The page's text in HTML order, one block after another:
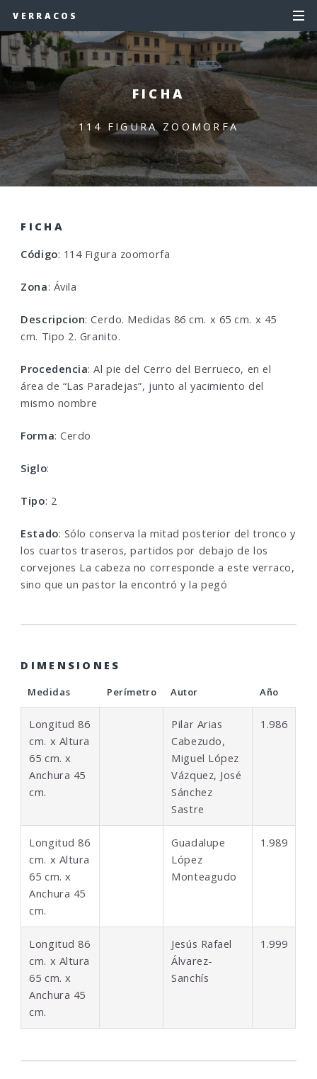
VERRACOS
FICHA
114 FIGURA ZOOMORFA
FICHA
Código: 114 Figura zoomorfa
Zona: Ávila
Descripcion: Cerdo. Medidas 86 cm. x 65 cm. x 45
cm. Tipo 2. Granito.
Procedencia: Al pie del Cerro del Berrueco, en el
área de “Las Paradejas”, junto al yacimiento del
mismo nombre
Forma: Cerdo
Siglo:
Tipo: 2
Estado: Sólo conserva la mitad posterior del tronco y
los cuartos traseros, partidos por debajo de los
corvejones La cabeza no corresponde a este verraco,
sino que un pastor la encontró y la pegó
DIMENSIONES
Medidas Perímetro Autor Año
Longitud 86
cm. x Altura
65 cm. x
Anchura 45
cm.
Pilar Arias
Cabezudo,
Miguel López
Vázquez, José
Sánchez
Sastre
1.986
Longitud 86
cm. x Altura
65 cm. x
Anchura 45
cm.
Guadalupe
López
Monteagudo
1.989
Longitud 86
cm. x Altura
65 cm. x
Anchura 45
cm.
Jesús Rafael
Álvarez-
Sanchís
1.999